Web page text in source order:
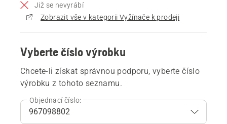
Již se nevyrábí
Zobrazit vše v kategorii Vyžínače k prodeji
Vyberte číslo výrobku
Chcete-li získat správnou podporu, vyberte číslo
výrobku z tohoto seznamu.
Objednací číslo: